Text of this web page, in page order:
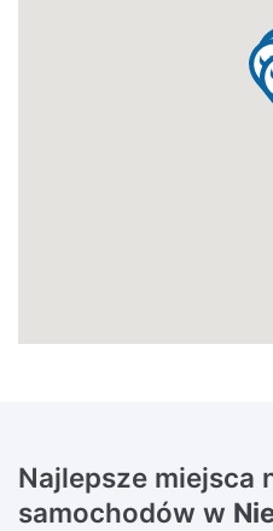
Najlepsze miejsca
samochodów w